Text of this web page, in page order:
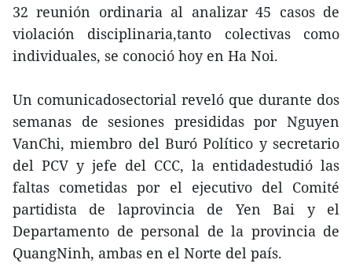
32 reunión ordinaria al analizar 45 casos de
violación disciplinaria,tanto colectivas como
individuales, se conoció hoy en Ha Noi.
Un comunicadosectorial reveló que durante dos
semanas de sesiones presididas por Nguyen
VanChi, miembro del Buró Político y secretario
del PCV y jefe del CCC, la entidadestudió las
faltas cometidas por el ejecutivo del Comité
partidista de laprovincia de Yen Bai y el
Departamento de personal de la provincia de
QuangNinh, ambas en el Norte del país.